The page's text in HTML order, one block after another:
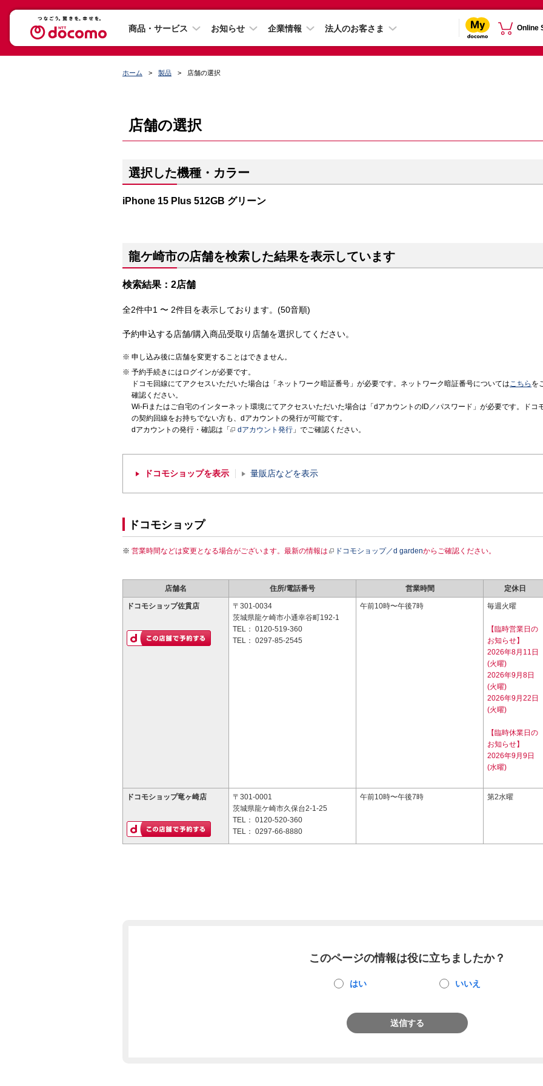
商品・サービス お知らせ 企業情報 法人のお客さま Online
ホーム 製品 店舗の選択
店舗の選択
選択した機種・カラー
iPhone 15 Plus 512GB グリーン
龍ケ崎市の店舗を検索した結果を表示しています
検索結果：2店舗
全2件中1 〜 2件目を表示しております。(50音順)
予約申込する店舗/購入商品受取り店舗を選択してください。
申し込み後に店舗を変更することはできません。
予約手続きにはログインが必要です。
ドコモ回線にてアクセスいただいた場合は「ネットワーク暗証番号」が必要です。ネットワーク暗証番号についてはこちら を
確認ください。
Wi-Fiまたはご自宅のインターネット環境にてアクセスいただいた場合は「dアカウントのID／パスワード」が必要です。ドコ
の契約回線をお持ちでない方も、dアカウントの発行が可能です。
dアカウントの発行・確認は「
dアカウント発行 」でご確認ください。
ドコモショップを表示 量販店などを表示
ドコモショップ
営業時間などは変更となる場合がございます。最新の情報は ドコモショップ／d gardenからご確認ください。
店舗名 住所/電話番号 営業時間 定休日
ドコモショップ佐貫店
〒301-0034
茨城県龍ケ崎市小通幸谷町192-1
TEL： 0120-519-360
TEL： 0297-85-2545
午前10時〜午後7時 毎週火曜
【臨時営業日の
お知らせ】
2026年8月11日
(火曜)
2026年9月8日
(火曜)
2026年9月22日
(火曜)
【臨時休業日の
お知らせ】
2026年9月9日
(水曜)
ドコモショップ竜ヶ崎店
〒301-0001
茨城県龍ケ崎市久保台2-1-25
TEL： 0120-520-360
TEL： 0297-66-8880
午前10時〜午後7時 第2水曜
このページの情報は役に立ちましたか？
はい いいえ
送信する